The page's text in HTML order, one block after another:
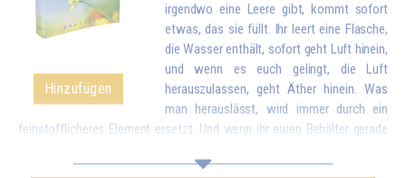
Hinzufügen
irgendwo eine Leere gibt, kommt sofort
etwas, das sie füllt. Ihr leert eine Flasche,
die Wasser enthält, sofort geht Luft hinein,
und wenn es euch gelingt, die Luft
herauszulassen, geht Äther hinein. Was
man herauslässt, wird immer durch ein
feinstofflicheres Element ersetzt. Und wenn ihr euren Behälter gerade
Geschöpfen gegeben habt, kommt sofort etwas von oben, um euch zu